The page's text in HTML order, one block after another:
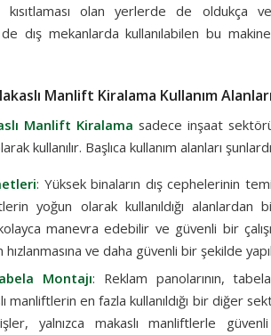
olan yerlerde de oldukça
dış mekanlarda kullanılabilen bu
Manlift Kiralama Kullanım Alanları
Manlift Kiralama sadece inşaat
kullanılır. Başlıca kullanım alanları
: Yüksek binaların dış cephelerinin
yoğun olarak kullanıldığı
manevra edebilir ve güvenli bir
ve daha güvenli bir şekilde
Montajı: Reklam panolarının,
manliftlerin en fazla kullanıldığı bir diğer
yalnızca makaslı manliftlerle